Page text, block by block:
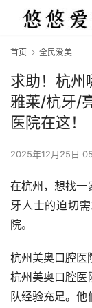
首页 全民爱美
求助！杭州
雅莱/杭牙/
医院在这！
2025年12月25日
在杭州，想找一
牙人士的迫切
院。
杭州美奥口腔医
杭州美奥口腔医
队经验充足。